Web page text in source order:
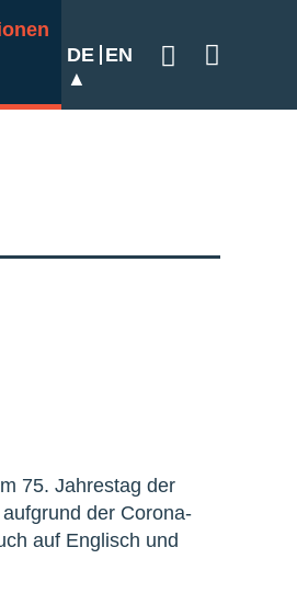
DE EN
75. Jahrestag der
der Corona-
auf Englisch und